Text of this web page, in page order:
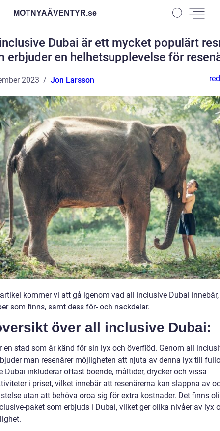
MOTNYAÄVENTYR.se
Dubai är ett mycket populärt
erbjuder en helhetsupplevelse för
2023 Jon Larsson
kommer vi att gå igenom vad all inclusive Dubai
som finns, samt dess för- och nackdelar.
över all inclusive Dubai:
en stad som är känd för sin lyx och överflöd. Genom all
man resenärer möjligheten att njuta av denna lyx till
Dubai inkluderar oftast boende, måltider, drycker och vissa
i priset, vilket innebär att resenärerna kan slappna av
utan att behöva oroa sig för extra kostnader. Det finns
paket som erbjuds i Dubai, vilket ger olika nivåer av lyx